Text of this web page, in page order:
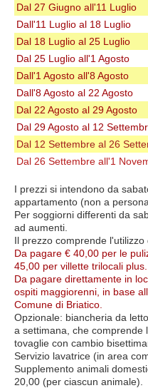
Dal 27 Giugno all'11 Luglio
Dall'11 Luglio al 18 Luglio
Dal 18 Luglio al 25 Luglio
Dal 25 Luglio all'1 Agosto
Dall'1 Agosto all'8 Agosto
Dall'8 Agosto al 22 Agosto
Dal 22 Agosto al 29 Agosto
Dal 29 Agosto al 12
Dal 12 Settembre al 26
Dal 26 Settembre all'1
I prezzi si intendono da
appartamento (non a
Per soggiorni differenti da
ad aumenti.
Il prezzo comprende l'utilizzo
Da pagare € 40,00 per le
45,00 per villette trilocali plus.
Da pagare direttamente in
ospiti maggiorenni, in base
Comune di Briatico.
Opzionale: biancheria da
a settimana, che comprende
tovaglie con cambio
Servizio lavatrice (in area
Supplemento animali
20,00 (per ciascun animale).